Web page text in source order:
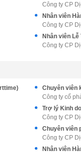
Công ty CP
Nhân viên
Công ty CP
Nhân viên Lễ
Công ty CP
Công ty cổ
Trợ lý Kinh
Công ty CP
Chuyên viên
Công ty CP
Nhân viên